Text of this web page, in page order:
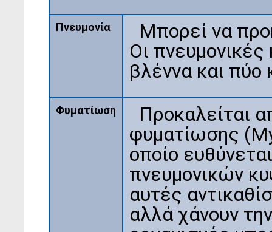
Πνευμονία
Μπορεί να
Οι
βλέννα και πύο
Φυματίωση
Προκαλείται
φυματίωσης
οποίο
πνευμονικών
αυτές
αλλά χάνουν